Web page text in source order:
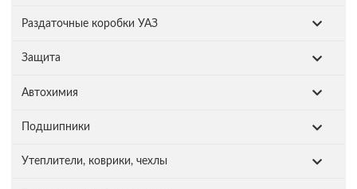
Раздаточные коробки УАЗ
Защита
Автохимия
Подшипники
Утеплители, коврики, чехлы